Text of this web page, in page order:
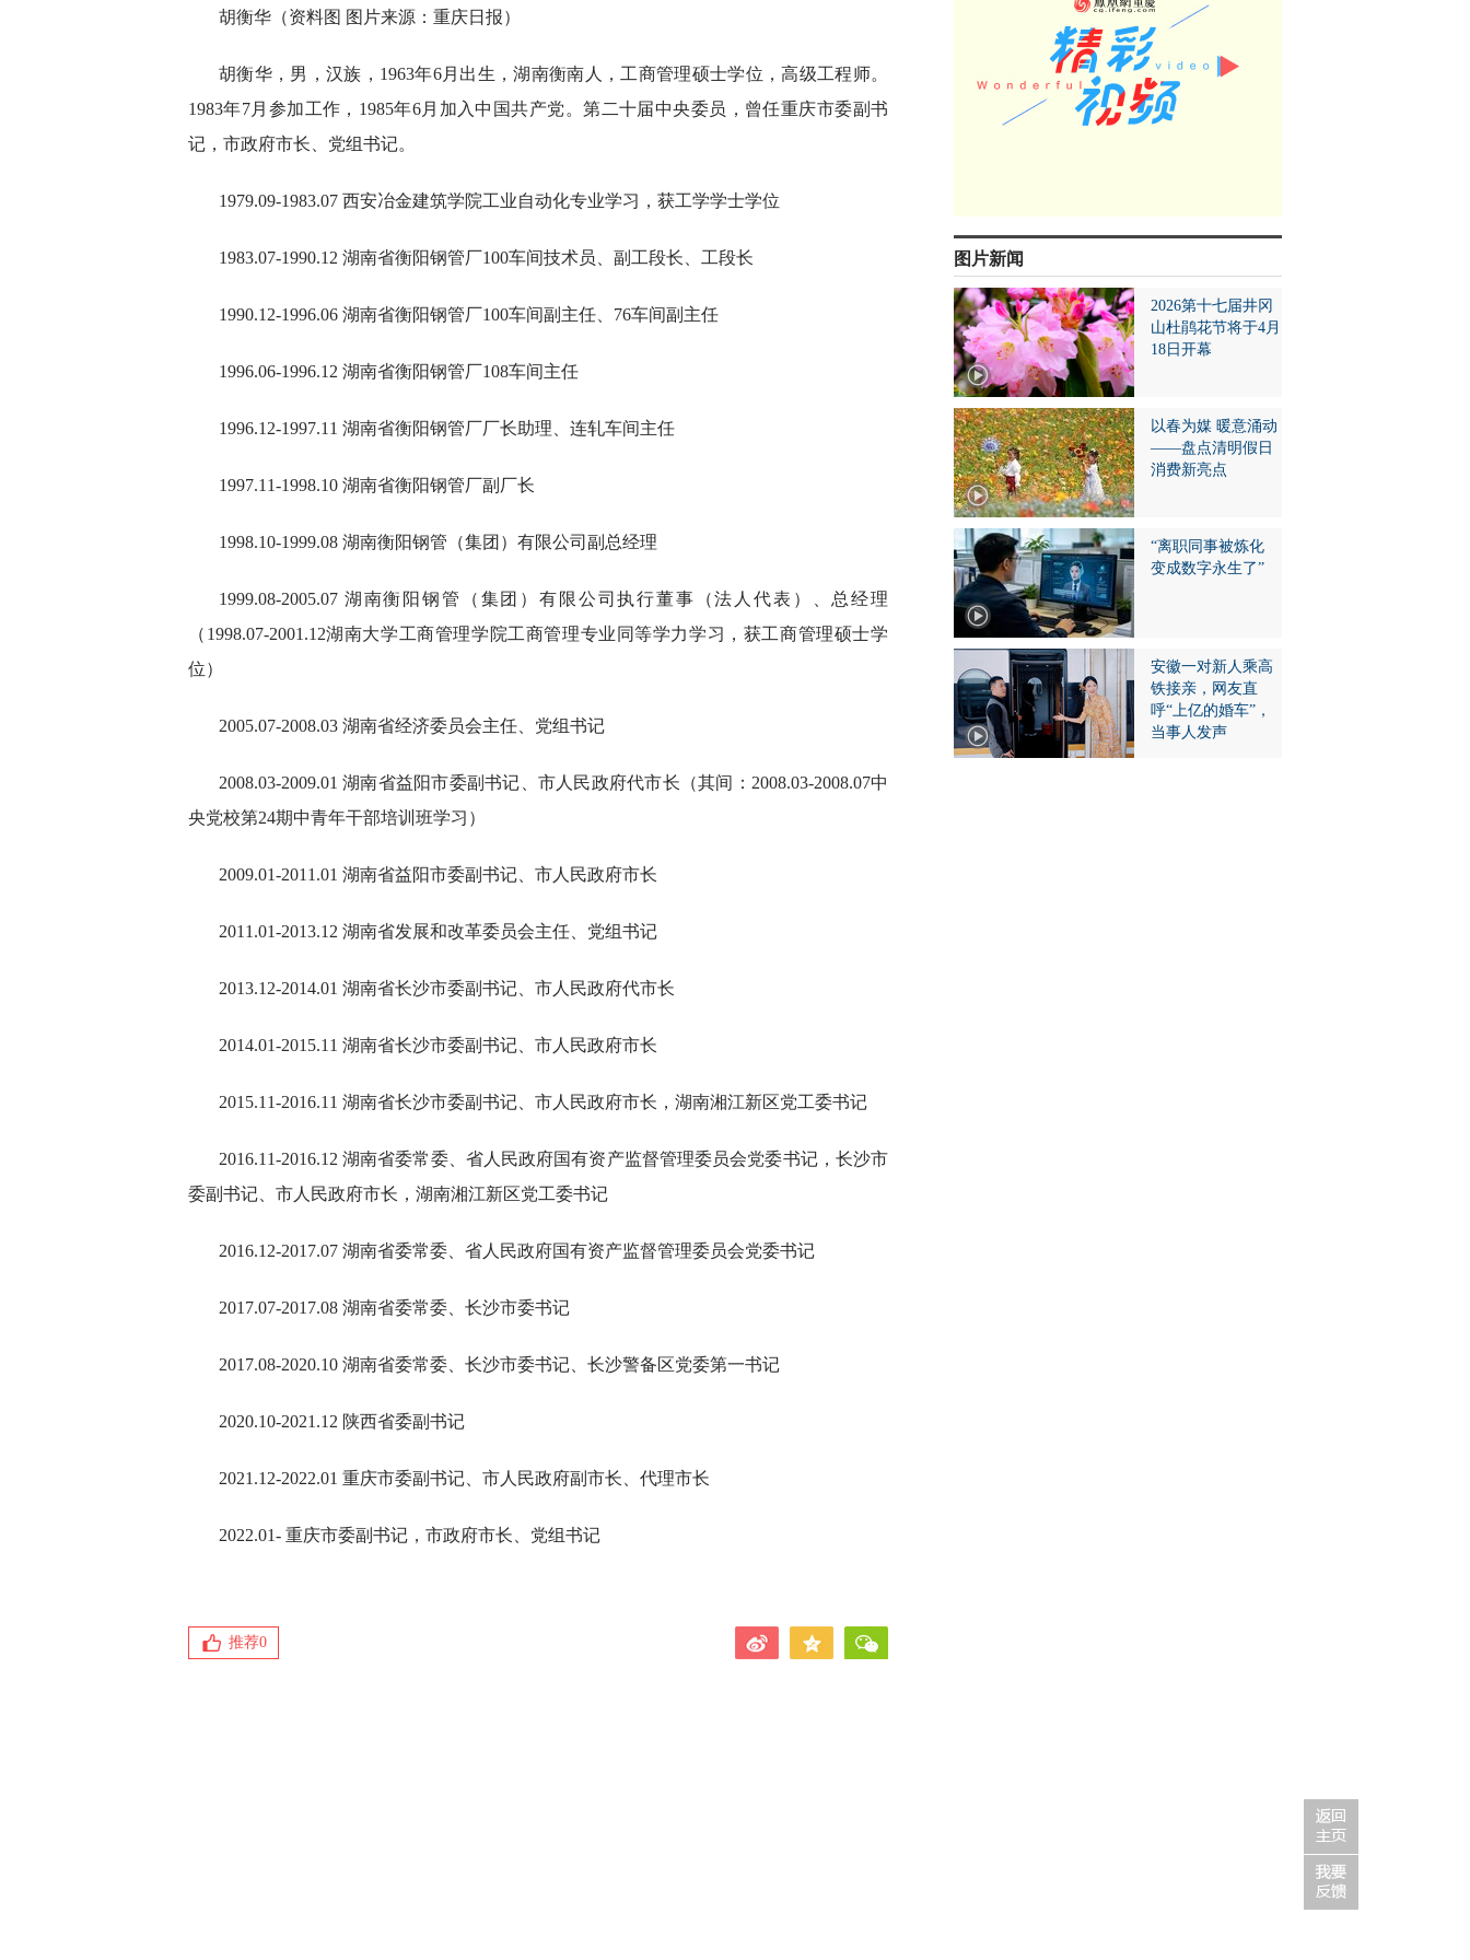
胡衡华（资料图 图片来源：重庆日报）
胡衡华，男，汉族，1963年6月出生，湖南衡南人，工商管理硕士学位，高级工程师。
1983年7月参加工作，1985年6月加入中国共产党。第二十届中央委员，曾任重庆市委副书
记，市政府市长、党组书记。
1979.09-1983.07 西安冶金建筑学院工业自动化专业学习，获工学学士学位
1983.07-1990.12 湖南省衡阳钢管厂100车间技术员、副工段长、工段长
1990.12-1996.06 湖南省衡阳钢管厂100车间副主任、76车间副主任
1996.06-1996.12 湖南省衡阳钢管厂108车间主任
1996.12-1997.11 湖南省衡阳钢管厂厂长助理、连轧车间主任
1997.11-1998.10 湖南省衡阳钢管厂副厂长
1998.10-1999.08 湖南衡阳钢管（集团）有限公司副总经理
1999.08-2005.07 湖南衡阳钢管（集团）有限公司执行董事（法人代表）、总经理
（1998.07-2001.12湖南大学工商管理学院工商管理专业同等学力学习，获工商管理硕士学
位）
2005.07-2008.03 湖南省经济委员会主任、党组书记
2008.03-2009.01 湖南省益阳市委副书记、市人民政府代市长（其间：2008.03-2008.07中
央党校第24期中青年干部培训班学习）
2009.01-2011.01 湖南省益阳市委副书记、市人民政府市长
2011.01-2013.12 湖南省发展和改革委员会主任、党组书记
2013.12-2014.01 湖南省长沙市委副书记、市人民政府代市长
2014.01-2015.11 湖南省长沙市委副书记、市人民政府市长
2015.11-2016.11 湖南省长沙市委副书记、市人民政府市长，湖南湘江新区党工委书记
2016.11-2016.12 湖南省委常委、省人民政府国有资产监督管理委员会党委书记，长沙市
委副书记、市人民政府市长，湖南湘江新区党工委书记
2016.12-2017.07 湖南省委常委、省人民政府国有资产监督管理委员会党委书记
2017.07-2017.08 湖南省委常委、长沙市委书记
2017.08-2020.10 湖南省委常委、长沙市委书记、长沙警备区党委第一书记
2020.10-2021.12 陕西省委副书记
2021.12-2022.01 重庆市委副书记、市人民政府副市长、代理市长
2022.01- 重庆市委副书记，市政府市长、党组书记
推荐0
图片新闻
2026第十七届井冈
山杜鹃花节将于4月
18日开幕
以春为媒 暖意涌动
——盘点清明假日
消费新亮点
“离职同事被炼化
变成数字永生了”
安徽一对新人乘高
铁接亲，网友直
呼“上亿的婚车”，
当事人发声